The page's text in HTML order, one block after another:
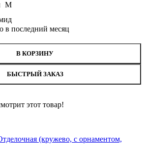
М
в последний месяц
отделочная Р.60310, ширина 0,4 см
В КОРЗИНУ
БЫСТРЫЙ ЗАКАЗ
этот товар!
(кружево, с орнаментом,